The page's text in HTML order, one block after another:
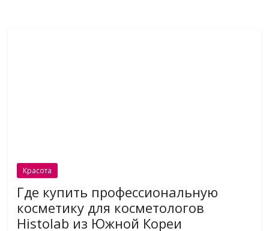
Красота
Где купить профессиональную
косметику для косметологов
Histolab из Южной Кореи